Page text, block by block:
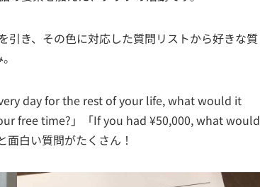
引き、その色に対応した質問リストから好きな質
day for the rest of your life, what would it
free time?」「If you had ¥50,000, what would
白い質問がたくさん！